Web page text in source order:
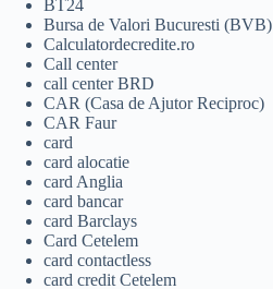
BT24
Bursa de Valori Bucuresti (BVB)
Calculatordecredite.ro
Call center
call center BRD
CAR (Casa de Ajutor Reciproc)
CAR Faur
card
card alocatie
card Anglia
card bancar
card Barclays
Card Cetelem
card contactless
card credit Cetelem